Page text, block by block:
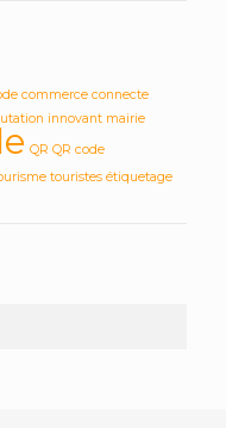
commerce connecte
innovant mairie
QR QR code
touristes étiquetage